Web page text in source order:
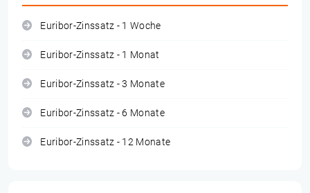
Euribor-Zinssatz - 1 Woche
Euribor-Zinssatz - 1 Monat
Euribor-Zinssatz - 3 Monate
Euribor-Zinssatz - 6 Monate
Euribor-Zinssatz - 12 Monate